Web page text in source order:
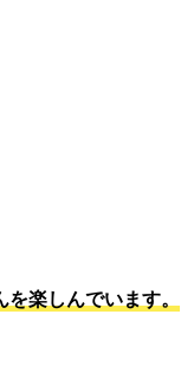
を楽しんでいます。